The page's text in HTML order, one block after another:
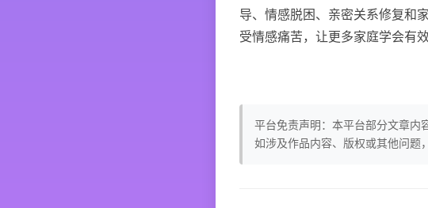
导、情感脱困、亲密关系修复和
受情感痛苦，让更多家庭学会有
平台免责声明：本平台部分文章内
如涉及作品内容、版权或其他问题